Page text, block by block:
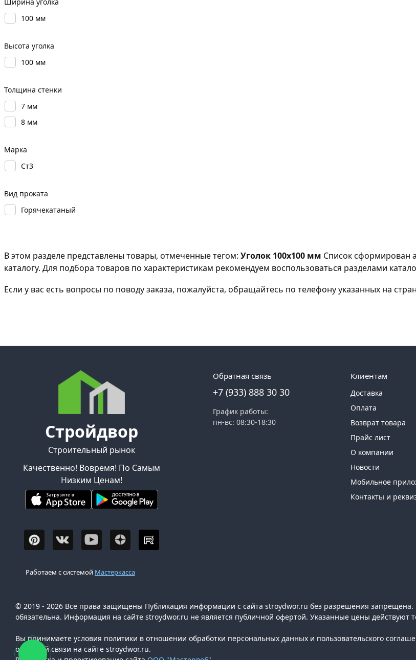
100 мм
Высота уголка
100 мм
Толщина стенки
7 мм
8 мм
Марка
Ст3
Вид проката
Горячекатаный
В этом разделе представлены товары, отмеченные тегом: Уголок 100x100 мм Список сформирован
каталогу. Для подбора товаров по характеристикам рекомендуем воспользоваться разделами
Если у вас есть вопросы по поводу заказа, пожалуйста, обращайтесь по телефону указанных на
Стройдвор
Строительный рынок
Качественно! Вовремя! По Самым
Низким Ценам!
Обратная связь
+7 (933) 888 30 30
График работы:
пн-вс: 08:30-18:30
Клиентам
Доставка
Оплата
Возврат товара
Прайс лист
О компании
Новости
Мобильное
Контакты и
Работаем с системой Мастеркасса
© 2019 - 2026 Все права защищены Публикация информации с сайта stroydwor.ru без разрешения запрещена.
обязательна. Информация на сайте stroydwor.ru не является публичной офертой. Указанные цены действуют
Вы принимаете условия политики в отношении обработки персональных данных и пользовательского
обратной связи на сайте stroydwor.ru.